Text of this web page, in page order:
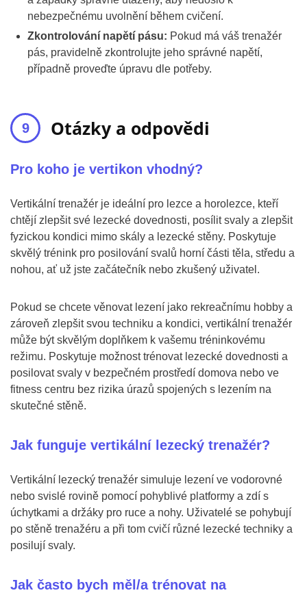
nebezpečnému uvolnění během cvičení.
Zkontrolování napětí pásu: Pokud má váš trenažér
pás, pravidelně zkontrolujte jeho správné napětí,
případně proveďte úpravu dle potřeby.
Otázky a odpovědi
Pro koho je vertikon vhodný?
Vertikální trenažér je ideální pro lezce a horolezce, kteří
chtějí zlepšit své lezecké dovednosti, posílit svaly a zlepšit
fyzickou kondici mimo skály a lezecké stěny. Poskytuje
skvělý trénink pro posilování svalů horní části těla, středu a
nohou, ať už jste začátečník nebo zkušený uživatel.
Pokud se chcete věnovat lezení jako rekreačnímu hobby a
zároveň zlepšit svou techniku a kondici, vertikální trenažér
může být skvělým doplňkem k vašemu tréninkovému
režimu. Poskytuje možnost trénovat lezecké dovednosti a
posilovat svaly v bezpečném prostředí domova nebo ve
fitness centru bez rizika úrazů spojených s lezením na
skutečné stěně.
Jak funguje vertikální lezecký trenažér?
Vertikální lezecký trenažér simuluje lezení ve vodorovné
nebo svislé rovině pomocí pohyblivé platformy a zdí s
úchytkami a držáky pro ruce a nohy. Uživatelé se pohybují
po stěně trenažéru a při tom cvičí různé lezecké techniky a
posilují svaly.
Jak často bych měl/a trénovat na